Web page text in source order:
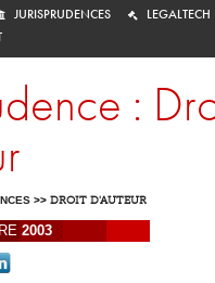
JURISPRUDENCES
LEGALTECH
:
>> DROIT D'AUTEUR
2003